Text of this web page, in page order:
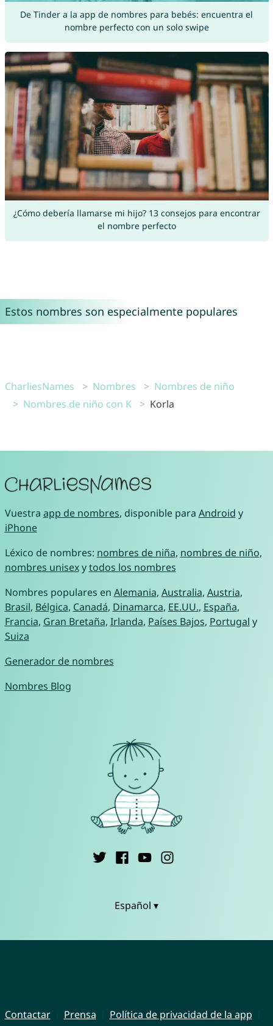
De Tinder a la app de nombres para bebés: encuentra el
nombre perfecto con un solo swipe
¿Cómo debería llamarse mi hijo? 13 consejos para encontrar
el nombre perfecto
Estos nombres son especialmente populares
CharliesNames Nombres
Nombres de niño
Nombres de niño con K
Korla
Vuestra app de nombres, disponible para Android y
iPhone
Léxico de nombres: nombres de niña, nombres de niño,
nombres unisexytodos los nombres
Nombres populares en Alemania, Australia, Austria,
Brasil, Bélgica, Canadá, Dinamarca, EE.UU., España,
Francia, Gran Bretaña, Irlanda, Países Bajos, Portugal y
Suiza
Generador de nombres
Nombres Blog
Español ▾
Contactar Prensa
Política de privacidad de la app